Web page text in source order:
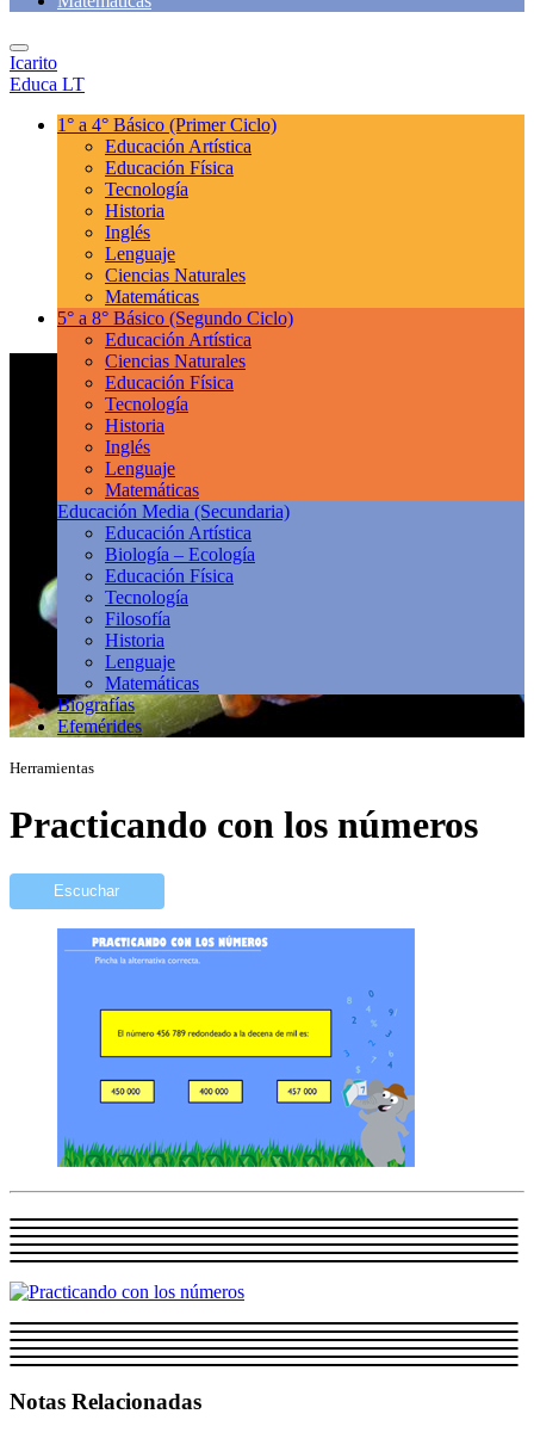
Icarito
Educa LT
1° a 4° Básico (Primer Ciclo)
Educación Artística
Educación Física
Tecnología
Historia
Inglés
Lenguaje
Ciencias Naturales
Matemáticas
5° a 8° Básico (Segundo Ciclo)
Educación Artística
Ciencias Naturales
Educación Física
Tecnología
Historia
Inglés
Lenguaje
Matemáticas
Educación Media (Secundaria)
Educación Artística
Biología – Ecología
Educación Física
Tecnología
Filosofía
Historia
Lenguaje
Matemáticas
Biografías
Efemérides
Herramientas
Practicando con los números
Escuchar
Notas Relacionadas